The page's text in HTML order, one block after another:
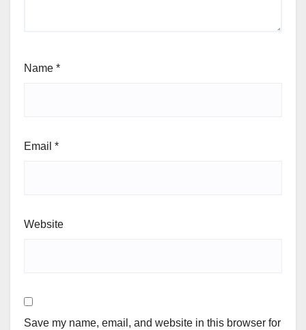
Name *
Email *
Website
Save my name, email, and website in this browser for